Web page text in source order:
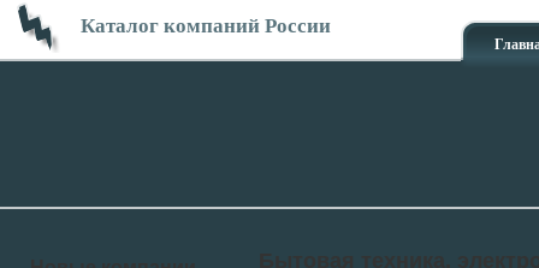
Каталог компаний России